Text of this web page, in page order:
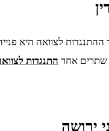
לצוואה היא
שתרים אחר התנגדות